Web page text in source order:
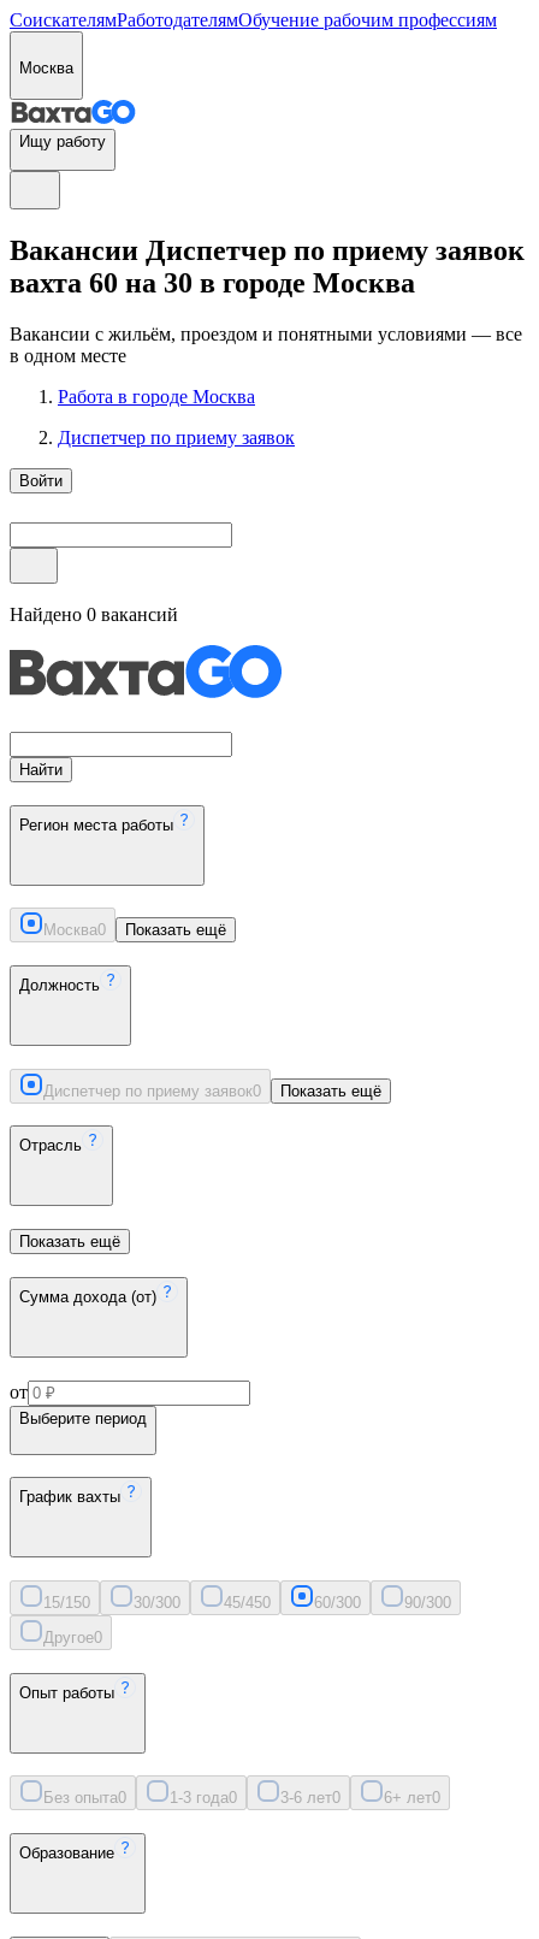
СоискателямРаботодателямОбучение рабочим профессиям
Москва
Ищу работу
Вакансии Диспетчер по приему заявок
вахта 60 на 30 в городе Москва
Вакансии с жильём, проездом и понятными условиями — все
в одном месте
Работа в городе Москва
Диспетчер по приему заявок
Войти
Найдено 0 вакансий
Найти
Регион места работы
Москва0 Показать ещё
Должность
Диспетчер по приему заявок0 Показать ещё
Отрасль
Показать ещё
Сумма дохода (от)
от
Выберите период
График вахты
15/150 30/300 45/450 60/300 90/300
Другое0
Опыт работы
Без опыта0 1-3 года0 3-6 лет0 6+ лет0
Образование